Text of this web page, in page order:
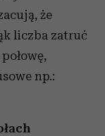
że
liczba zatruć
np.: